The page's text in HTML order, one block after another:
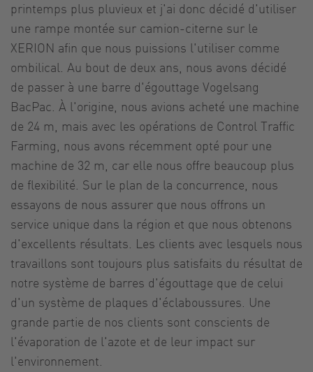
printemps plus pluvieux et j'ai donc décidé d'utiliser
une rampe montée sur camion-citerne sur le
XERION afin que nous puissions l'utiliser comme
ombilical. Au bout de deux ans, nous avons décidé
de passer à une barre d'égouttage Vogelsang
BacPac. À l'origine, nous avions acheté une machine
de 24 m, mais avec les opérations de Control Traffic
Farming, nous avons récemment opté pour une
machine de 32 m, car elle nous offre beaucoup plus
de flexibilité. Sur le plan de la concurrence, nous
essayons de nous assurer que nous offrons un
service unique dans la région et que nous obtenons
d'excellents résultats. Les clients avec lesquels nous
travaillons sont toujours plus satisfaits du résultat de
notre système de barres d'égouttage que de celui
d'un système de plaques d'éclaboussures. Une
grande partie de nos clients sont conscients de
l'évaporation de l'azote et de leur impact sur
l'environnement.